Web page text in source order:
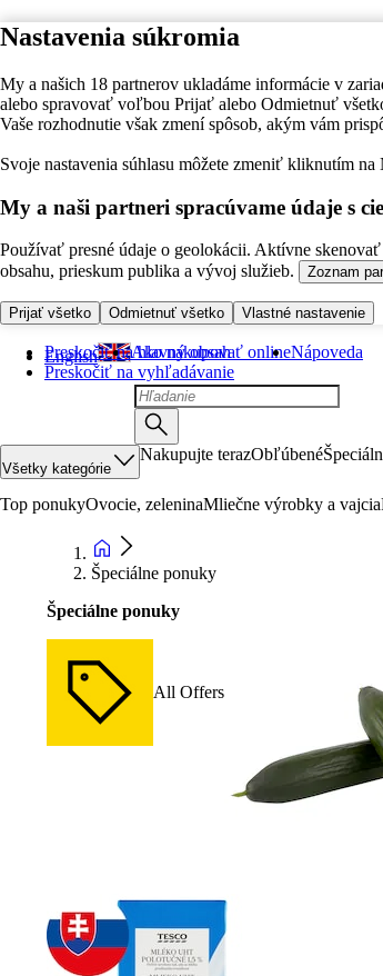
Nastavenia súkromia
My a našich 18 partnerov ukladáme informácie v
alebo spravovať voľbou Prijať alebo Odmietnuť
Vaše rozhodnutie však zmení spôsob, akým vám
Svoje nastavenia súhlasu môžete zmeniť kliknutím
My a naši partneri spracúvame údaje s
Používať presné údaje o geolokácii. Aktívne
obsahu, prieskum publika a vývoj služieb.
Zoznam
Prijať všetko Odmietnuť všetko Vlastné nastavenie
Preskočiť na hlavný obsah
Preskočiť na vyhľadávanie
English Ako nakupovať onlineNápoveda
Všetky kategórie
Nakupujte terazObľúbené
Top ponukyOvocie, zeleninaMliečne výrobky a vajcia
Špeciálne ponuky
Špeciálne ponuky
All Offers